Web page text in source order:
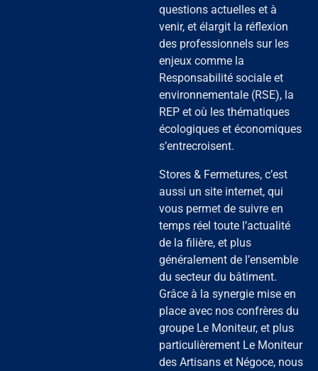
questions actuelles et à
venir, et élargit la réflexion
des professionnels sur les
enjeux comme la
Responsabilité sociale et
environnementale (RSE), la
REP et où les thématiques
écologiques et économiques
s’entrecroisent.
Stores & Fermetures, c’est
aussi un site internet, qui
vous permet de suivre en
temps réel toute l’actualité
de la filière, et plus
généralement de l’ensemble
du secteur du bâtiment.
Grâce à la synergie mise en
place avec nos confrères du
groupe Le Moniteur, et plus
particulièrement Le Moniteur
des Artisans et Négoce, nous